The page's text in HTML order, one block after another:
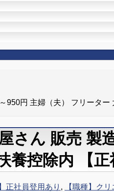
950円 主婦（夫） フリータ
さん 販売
養控除内 【
正社員登用あり , 【職種】ク